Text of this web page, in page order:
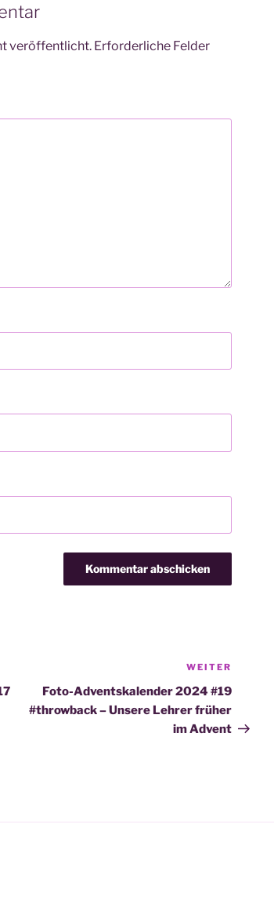
veröffentlicht. Erforderliche Felder
Beitrag
WEITER
Foto-Adventskalender 2024 #19
#throwback – Unsere Lehrer früher
im Advent